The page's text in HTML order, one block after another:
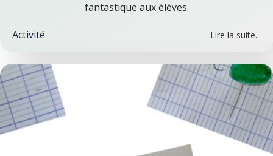
fantastique aux élèves.
Activité Lire la suite...